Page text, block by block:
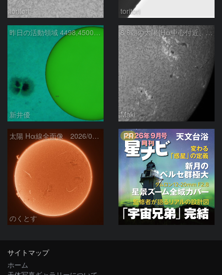
toritori toritori
昨日の活動領域 4498,4500：2026/08/05
新井優
8/6朝の太陽(Hα中心付近、4498、4502付近)
Maki
太陽 Hα線全面像 2026/08/06
のくとす
PR
サイトマップ
ホーム